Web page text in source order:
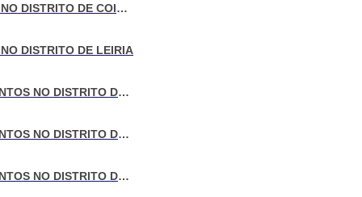
VENDA DE MORADIAS NO DISTRITO DE COIMBRA
DISTRITO DE LEIRIA
VENDA DE APARTAMENTOS NO DISTRITO DE LISBOA
VENDA DE APARTAMENTOS NO DISTRITO DO PORTO
VENDA DE APARTAMENTOS NO DISTRITO DE AVEIRO